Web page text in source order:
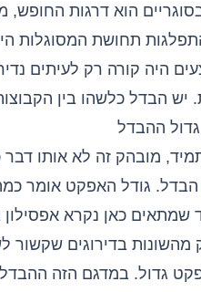
תחושת המסוגלות
היה קורה רק לעיתים
יש הבדל כלשהו בין
ההבדל
מובהק זה לא אותו דבר
הבדל. גודל האפקט אומר
מהשונות בדירוגים שקשור
גדול. במדגם הזה ההבדל